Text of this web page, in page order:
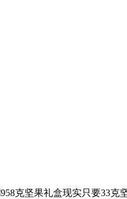
958克坚果礼盒现实只要33克